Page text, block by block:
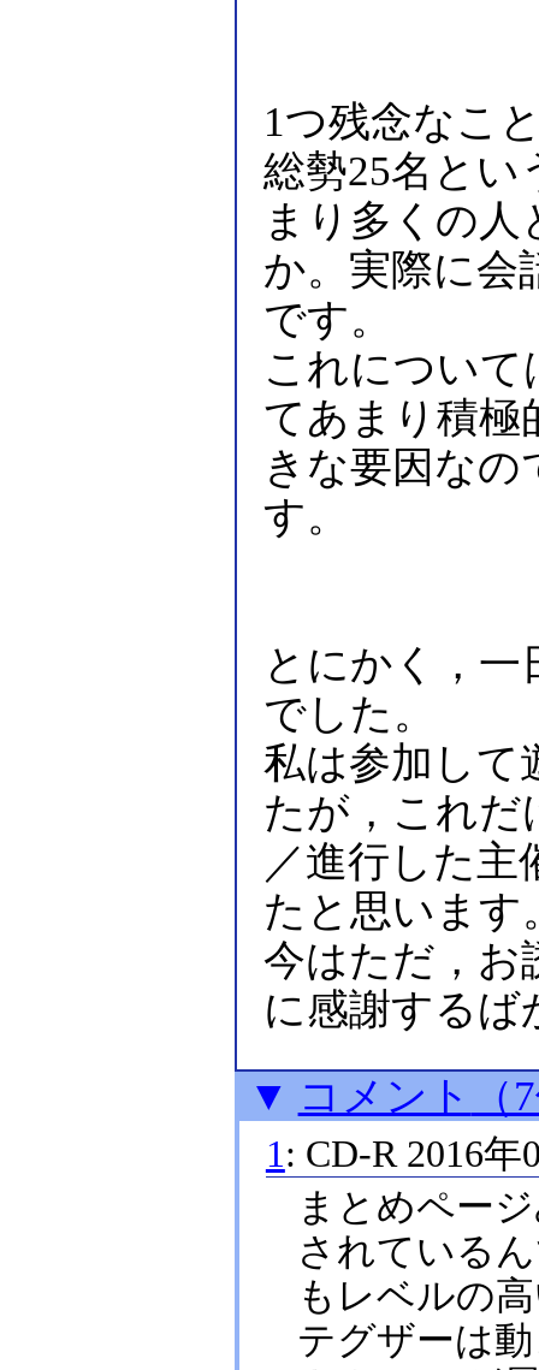
1つ残念なこ
総勢25名とい
まり多くの
か。実際に会
です。
これについて
てあまり積極
きな要因な
す。
とにかく，
でした。
私は参加して
たが，これだ
／進行した主
たと思います
今はただ，お
に感謝するば
▼ コメント （
1 : CD-R 2016年
まとめペー
されている
もレベルの
テグザーは